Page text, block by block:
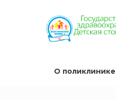
О поликлинике